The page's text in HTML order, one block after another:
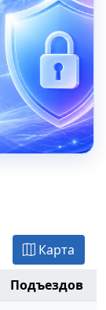
Карта
Подъездов